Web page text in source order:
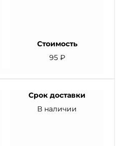
Стоимость
95 ₽
Срок доставки
В наличии